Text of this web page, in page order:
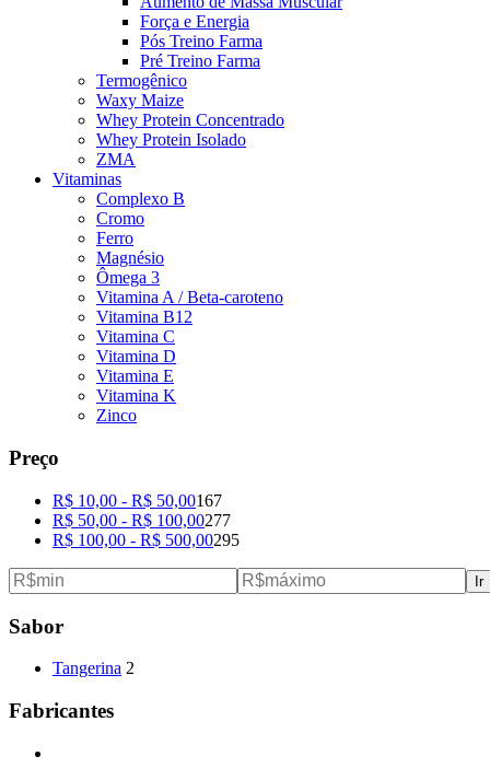
Força e Energia
Pós Treino Farma
Pré Treino Farma
Termogênico
Waxy Maize
Whey Protein Concentrado
Whey Protein Isolado
ZMA
Vitaminas
Complexo B
Cromo
Ferro
Magnésio
Ômega 3
Vitamina A / Beta-caroteno
Vitamina B12
Vitamina C
Vitamina D
Vitamina E
Vitamina K
Zinco
Preço
R$ 10,00 - R$ 50,00167
R$ 50,00 - R$ 100,00277
R$ 100,00 - R$ 500,00295
Ir
Sabor
Tangerina 2
Fabricantes